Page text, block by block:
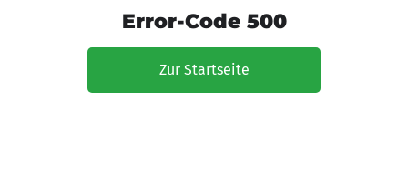
Error-Code 500
Zur Startseite